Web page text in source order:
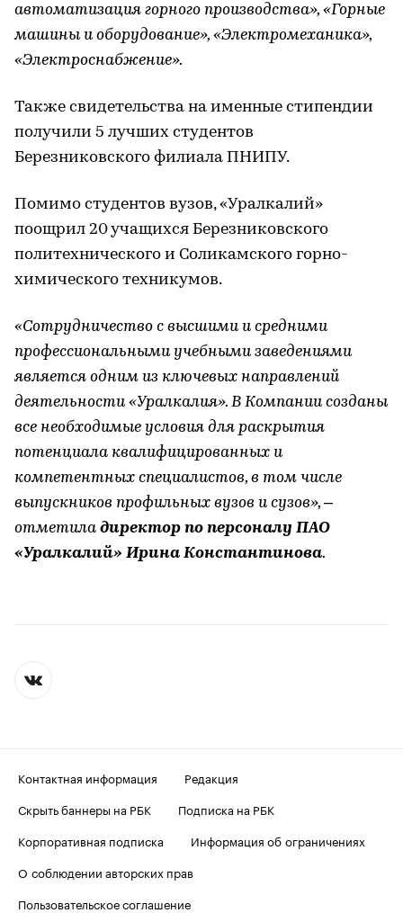
автоматизация горного производства», «Горные
машины и оборудование», «Электромеханика»,
«Электроснабжение».
Также свидетельства на именные стипендии
получили 5 лучших студентов
Березниковского филиала ПНИПУ.
Помимо студентов вузов, «Уралкалий»
поощрил 20 учащихся Березниковского
политехнического и Соликамского горно-
химического техникумов.
«Сотрудничество с высшими и средними
профессиональными учебными заведениями
является одним из ключевых направлений
деятельности «Уралкалия». В Компании созданы
все необходимые условия для раскрытия
потенциала квалифицированных и
компетентных специалистов, в том числе
выпускников профильных вузов и сузов», –
отметила директор по персоналу ПАО
«Уралкалий» Ирина Константинова.
Контактная информация
Редакция
Скрыть баннеры на РБК
Подписка на РБК
Корпоративная подписка
Информация об ограничениях
О соблюдении авторских прав
Пользовательское соглашение